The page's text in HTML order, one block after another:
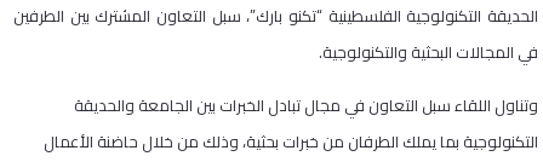
الحديقة التكنولوجية الفلسطينية “تكنو بارك”، سبل التعاون المشترك بين الطرفين
في المجالات البحثية والتكنولوجية.
وتناول اللقاء سبل التعاون في مجال تبادل الخبرات بين الجامعة والحديقة
التكنولوجية بما يملك الطرفان من خبرات بحثية، وذلك من خلال حاضنة الأعمال